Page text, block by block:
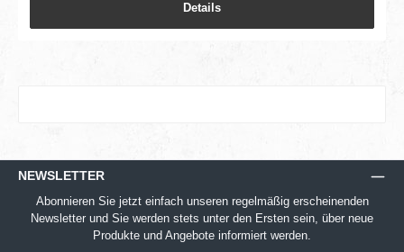
Details
NEWSLETTER
Abonnieren Sie jetzt einfach unseren regelmäßig erscheinenden
Newsletter und Sie werden stets unter den Ersten sein, über neue
Produkte und Angebote informiert werden.